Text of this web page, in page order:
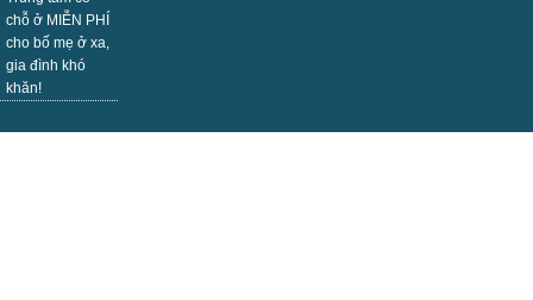
chỗ ở MIỄN PHÍ
cho bố mẹ ở xa,
gia đình khó
khăn!